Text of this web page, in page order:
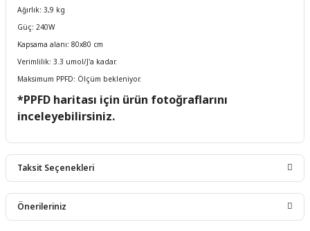
Ağırlık: 3,9 kg
Güç: 240W
Kapsama alanı: 80x80 cm
Verimlilik: 3.3 umol/J'a kadar.
Maksimum PPFD: Ölçüm bekleniyor.
*PPFD haritası için ürün fotoğraflarını
inceleyebilirsiniz.
Taksit Seçenekleri
Önerileriniz